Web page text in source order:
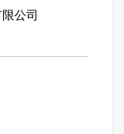
公司